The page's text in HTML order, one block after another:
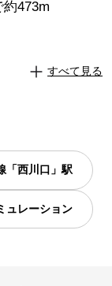
473m
すべて見る
「西川口」駅
ュレーション